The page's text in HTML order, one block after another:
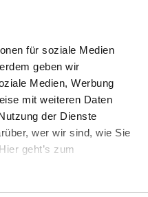
für soziale Medien
geben wir
Medien, Werbung
mit weiteren Daten
der Dienste
wer wir sind, wie Sie
geht’s zum